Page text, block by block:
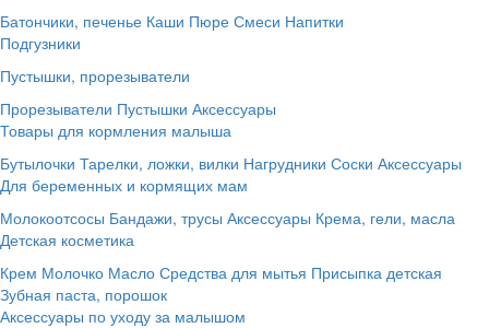
Батончики, печенье Каши Пюре Смеси Напитки
Подгузники
Пустышки, прорезыватели
Прорезыватели Пустышки Аксессуары
Товары для кормления малыша
Бутылочки Тарелки, ложки, вилки Нагрудники Соски Аксессуары
Для беременных и кормящих мам
Молокоотсосы Бандажи, трусы Аксессуары Крема, гели, масла
Детская косметика
Крем Молочко Масло Средства для мытья Присыпка детская
Зубная паста, порошок
Аксессуары по уходу за малышом